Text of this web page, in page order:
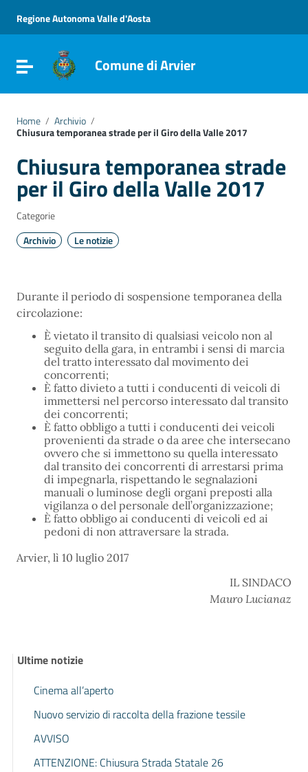
Vai al menu di navigazione
Vai al footer
Regione Autonoma Valle d'Aosta
Attiva / disattiva la navigazione
Comune di Arvier
Home / Archivio /
Chiusura temporanea strade per il Giro della Valle 2017
Chiusura temporanea strade
per il Giro della Valle 2017
Categorie
Archivio
Le notizie
Durante il periodo di sospensione temporanea della
circolazione:
È vietato il transito di qualsiasi veicolo non al
seguito della gara, in entrambi i sensi di marcia
del tratto interessato dal movimento dei
concorrenti;
È fatto divieto a tutti i conducenti di veicoli di
immettersi nel percorso interessato dal transito
dei concorrenti;
È fatto obbligo a tutti i conducenti dei veicoli
provenienti da strade o da aree che intersecano
ovvero che si immettono su quella interessato
dal transito dei concorrenti di arrestarsi prima
di impegnarla, rispettando le segnalazioni
manuali o luminose degli organi preposti alla
vigilanza o del personale dell’organizzazione;
È fatto obbligo ai conducenti di veicoli ed ai
pedoni di non attraversare la strada.
Arvier, lì 10 luglio 2017
IL SINDACO
Mauro Lucianaz
Ultime notizie
Cinema all’aperto
Nuovo servizio di raccolta della frazione tessile
AVVISO
ATTENZIONE: Chiusura Strada Statale 26